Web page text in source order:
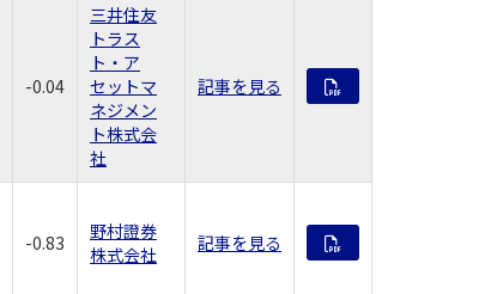
-0.04
三井住友
トラス
ト・ア
セットマ
ネジメン
ト株式会
社
記事を見る
-0.83
野村證券
株式会社
記事を見る